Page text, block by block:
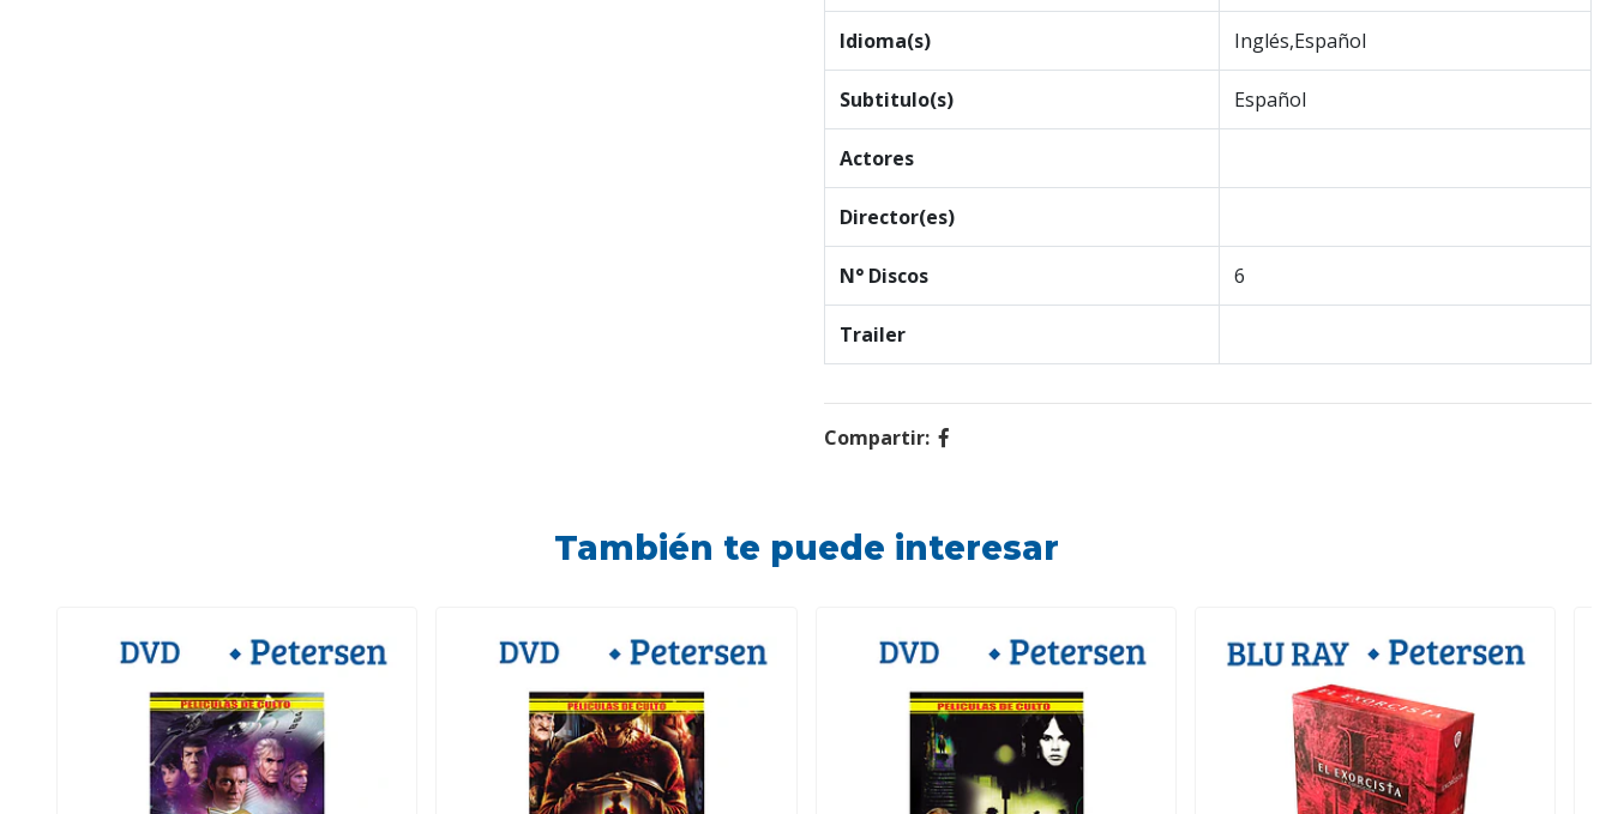
Idioma(s) Inglés,Español
Subtitulo(s) Español
Actores
Director(es)
N° Discos 6
Trailer
Compartir:
También te puede interesar